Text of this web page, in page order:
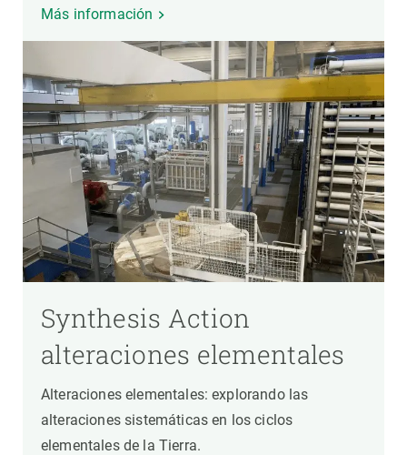
Más información
Synthesis Action
alteraciones elementales
Alteraciones elementales: explorando las
alteraciones sistemáticas en los ciclos
elementales de la Tierra.